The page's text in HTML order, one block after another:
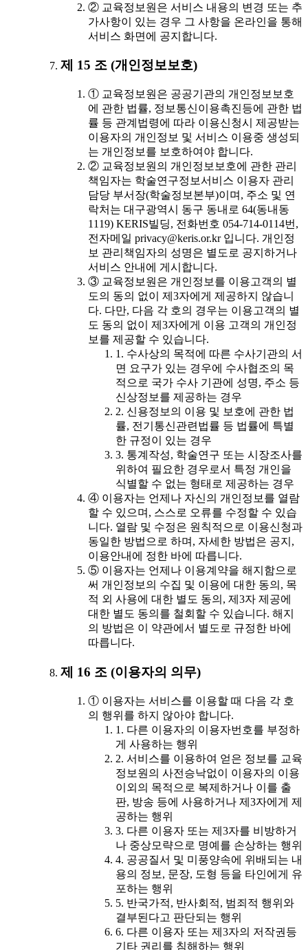
② 교육정보원은 서비스 내용의 변경 또는 추
가사항이 있는 경우 그 사항을 온라인을 통해
서비스 화면에 공지합니다.
제 15 조 (개인정보보호)
① 교육정보원은 공공기관의 개인정보보호
에 관한 법률, 정보통신이용촉진등에 관한 법
률 등 관계법령에 따라 이용신청시 제공받는
이용자의 개인정보 및 서비스 이용중 생성되
는 개인정보를 보호하여야 합니다.
② 교육정보원의 개인정보보호에 관한 관리
책임자는 학술연구정보서비스 이용자 관리
담당 부서장(학술정보본부)이며, 주소 및 연
락처는 대구광역시 동구 동내로 64(동내동
1119) KERIS빌딩, 전화번호 054-714-0114번,
전자메일 privacy@keris.or.kr 입니다. 개인정
보 관리책임자의 성명은 별도로 공지하거나
서비스 안내에 게시합니다.
③ 교육정보원은 개인정보를 이용고객의 별
도의 동의 없이 제3자에게 제공하지 않습니
다. 다만, 다음 각 호의 경우는 이용고객의 별
도 동의 없이 제3자에게 이용 고객의 개인정
보를 제공할 수 있습니다.
1. 수사상의 목적에 따른 수사기관의 서
면 요구가 있는 경우에 수사협조의 목
적으로 국가 수사 기관에 성명, 주소 등
신상정보를 제공하는 경우
2. 신용정보의 이용 및 보호에 관한 법
률, 전기통신관련법률 등 법률에 특별
한 규정이 있는 경우
3. 통계작성, 학술연구 또는 시장조사를
위하여 필요한 경우로서 특정 개인을
식별할 수 없는 형태로 제공하는 경우
④ 이용자는 언제나 자신의 개인정보를 열람
할 수 있으며, 스스로 오류를 수정할 수 있습
니다. 열람 및 수정은 원칙적으로 이용신청과
동일한 방법으로 하며, 자세한 방법은 공지,
이용안내에 정한 바에 따릅니다.
⑤ 이용자는 언제나 이용계약을 해지함으로
써 개인정보의 수집 및 이용에 대한 동의, 목
적 외 사용에 대한 별도 동의, 제3자 제공에
대한 별도 동의를 철회할 수 있습니다. 해지
의 방법은 이 약관에서 별도로 규정한 바에
따릅니다.
제 16 조 (이용자의 의무)
① 이용자는 서비스를 이용할 때 다음 각 호
의 행위를 하지 않아야 합니다.
1. 다른 이용자의 이용자번호를 부정하
게 사용하는 행위
2. 서비스를 이용하여 얻은 정보를 교육
정보원의 사전승낙없이 이용자의 이용
이외의 목적으로 복제하거나 이를 출
판, 방송 등에 사용하거나 제3자에게 제
공하는 행위
3. 다른 이용자 또는 제3자를 비방하거
나 중상모략으로 명예를 손상하는 행위
4. 공공질서 및 미풍양속에 위배되는 내
용의 정보, 문장, 도형 등을 타인에게 유
포하는 행위
5. 반국가적, 반사회적, 범죄적 행위와
결부된다고 판단되는 행위
6. 다른 이용자 또는 제3자의 저작권등
기타 권리를 침해하는 행위